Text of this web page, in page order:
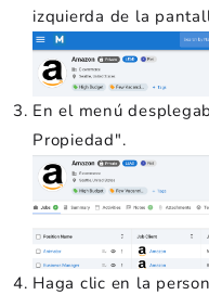
izquierda de la
En el menú
Propiedad".
Haga clic en la